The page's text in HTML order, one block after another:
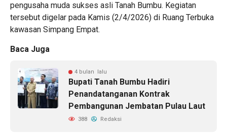
pengusaha muda sukses asli Tanah Bumbu. Kegiatan
tersebut digelar pada Kamis (2/4/2026) di Ruang Terbuka
kawasan Simpang Empat.
Baca Juga
4 bulan lalu
Bupati Tanah Bumbu Hadiri
Penandatanganan Kontrak
Pembangunan Jembatan Pulau Laut
388 Redaksi